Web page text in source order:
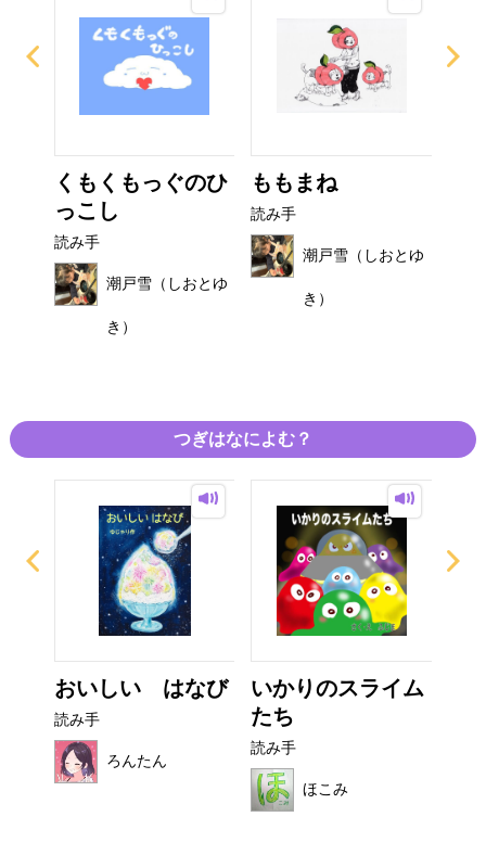
くもくもっぐのひ
っこし
読み手
潮戸雪（しおとゆ
き）
ももまね
読み手
潮戸雪（しおとゆ
き）
つぎはなによむ？
おいしい はなび
読み手
ろんたん
いかりのスライム
たち
読み手
ほこみ